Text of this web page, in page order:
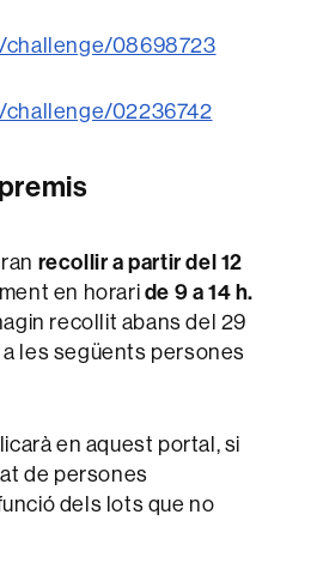
08698723
02236742
recollir a partir del 12
en horaride 9 a 14 h.
recollit abans del 29
les següents persones
en aquest portal, si
de persones
dels lots que no